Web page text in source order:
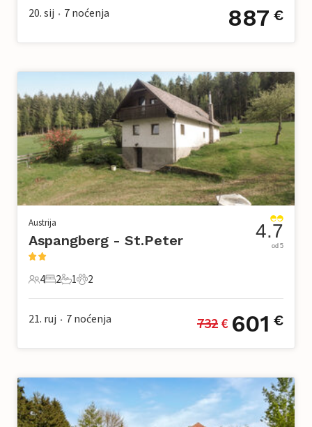
20. sij • 7 noćenja 887 €
Austrija
Aspangberg - St.Peter
4 Gosti
4
2 Spavaće sobe
2
1 Kupaonica
1
2 Kućni ljubimac
2
4.7
od 5
21. ruj • 7 noćenja 732 € 601 €